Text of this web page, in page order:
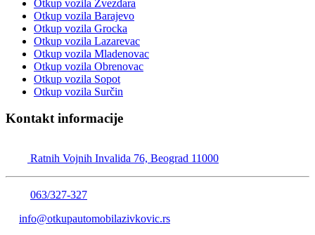
Otkup vozila Zvezdara
Otkup vozila Barajevo
Otkup vozila Grocka
Otkup vozila Lazarevac
Otkup vozila Mladenovac
Otkup vozila Obrenovac
Otkup vozila Sopot
Otkup vozila Surčin
Kontakt informacije
Ratnih Vojnih Invalida 76, Beograd 11000
063/327-327
info@otkupautomobilazivkovic.rs